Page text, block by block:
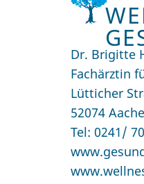
Dr. Brigitte
Fachärztin
Lütticher
52074
Tel: 0241/